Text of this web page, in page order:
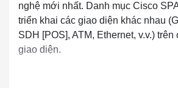
nghệ mới nhất. Danh mục Cisco
triển khai các giao diện khác nhau
SDH [POS], ATM, Ethernet, v.v.)
giao diện.